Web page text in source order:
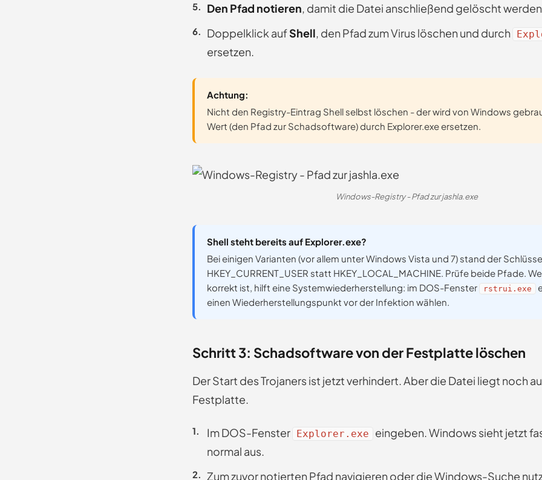
Den Pfad notieren, damit die Datei anschließend gelöscht
Doppelklick aufShell, den Pfad zum Virus löschen und durch
ersetzen.
Achtung:
Nicht den Registry-Eintrag Shell selbst löschen - der wird von Windows
Wert (den Pfad zur Schadsoftware) durch Explorer.exe ersetzen.
Windows-Registry - Pfad zur jashla.exe
Shell steht bereits auf Explorer.exe?
Bei einigen Varianten (vor allem unter Windows Vista und 7) stand der
HKEY_CURRENT_USER statt HKEY_LOCAL_MACHINE. Prüfe beide Pfade.
korrekt ist, hilft eine Systemwiederherstellung: im DOS-Fenster
rstrui.exe
einen Wiederherstellungspunkt vor der Infektion wählen.
Schritt 3: Schadsoftware von der Festplatte löschen
Der Start des Trojaners ist jetzt verhindert. Aber die Datei liegt noch
Festplatte.
Im DOS-Fenster Explorer.exe
eingeben. Windows sieht jetzt
normal aus.
Zum zuvor notierten Pfad navigieren oder die Windows-Suche